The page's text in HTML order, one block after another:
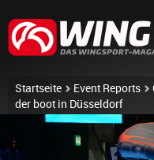
Startseite Event Reports
der boot in Düsseldorf